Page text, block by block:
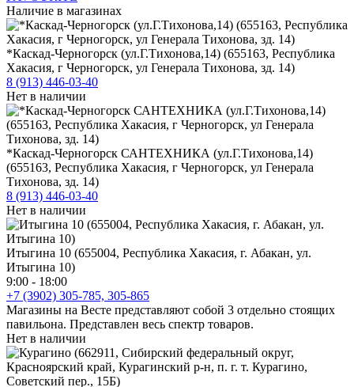
Наличие в магазинах
*Каскад-Черногорск (ул.Г.Тихонова,14) (655163, Республика
Хакасия, г Черногорск, ул Генерала Тихонова, зд. 14)
8 (913) 446-03-40
Нет в наличии
*Каскад-Черногорск САНТЕХНИКА (ул.Г.Тихонова,14)
(655163, Республика Хакасия, г Черногорск, ул Генерала
Тихонова, зд. 14)
8 (913) 446-03-40
Нет в наличии
Итыгина 10 (655004, Республика Хакасия, г. Абакан, ул.
Итыгина 10)
9:00 - 18:00
+7 (3902) 305-785, 305-865
Магазины на Весте представляют собой 3 отдельно стоящих
павильона. Представлен весь спектр товаров.
Нет в наличии